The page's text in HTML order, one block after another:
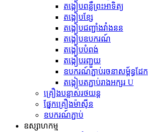
តង្កៀបពន្លឺព្រះអាទិត្យ
តង្កៀបខ្សែ
តង្កៀបជញ្ជាំងវាំងនន
តង្កៀបឧបករណ៍
តង្កៀបបំពង់
តង្កៀបរញ្ជួយ
ឧបករណ៍ភ្ជាប់រចនាសម្ព័ន្ធដែក
តង្កៀបតភ្ជាប់រាងអក្សរ U
គ្រឿងបន្លាស់រថយន្ត
ផ្នែកគ្រឿងម៉ាស៊ីន
ឧបករណ៍ភ្ជាប់
ឧស្សាហកម្ម